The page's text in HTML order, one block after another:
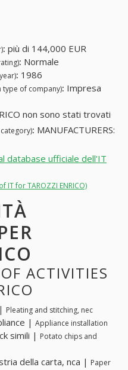
: più di 144,000 EUR
: Normale
: 1986
type of company): Impresa
non sono stati trovati
: MANUFACTURERS:
database ufficiale dell'IT
for TAROZZI ENRICO)
ACTIVITIES
Pleating and stitching, nec
| Appliance installation
simili | Potato chips and
della carta, nca | Paper